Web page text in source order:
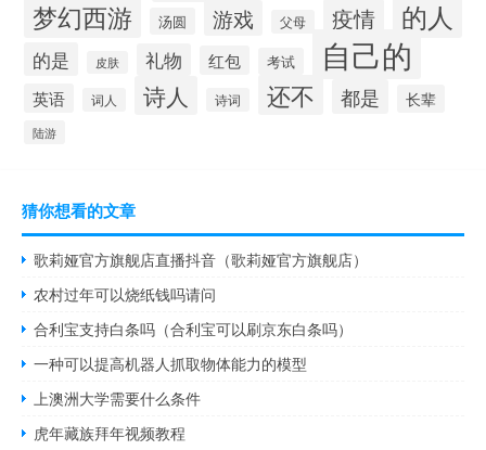
梦幻西游 汤圆 游戏 父母 疫情 的人
的是 皮肤 礼物 红包 考试 自己的
英语 词人 诗人 诗词 还不 都是 长辈
陆游
猜你想看的文章
歌莉娅官方旗舰店直播抖音（歌莉娅官方旗舰店）
农村过年可以烧纸钱吗请问
合利宝支持白条吗（合利宝可以刷京东白条吗）
一种可以提高机器人抓取物体能力的模型
上澳洲大学需要什么条件
虎年藏族拜年视频教程